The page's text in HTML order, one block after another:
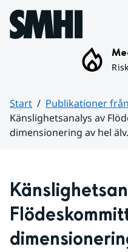
Hoppa till sidans innehåll
Start
Publikationer
Känslighetsanalys av
dimensionering av hel älv.